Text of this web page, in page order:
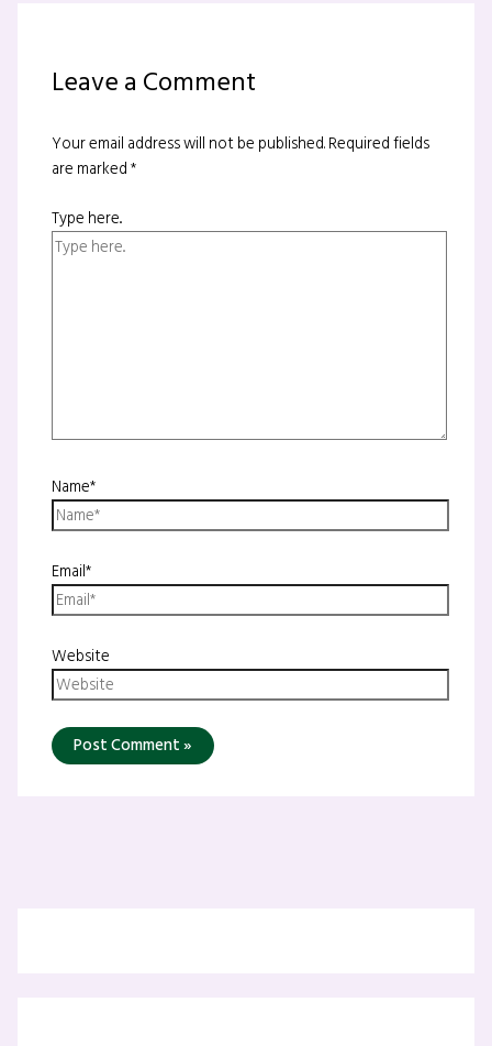
Leave a Comment
Your email address will not be published.Required fields
are marked*
Type here..
Name*
Email*
Website